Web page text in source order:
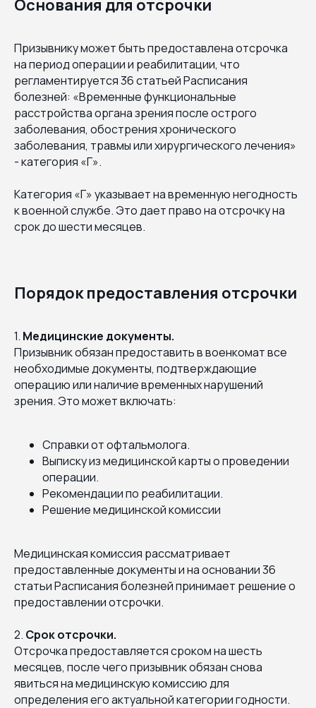
Основания для отсрочки
Призывнику может быть предоставлена отсрочка
на период операции и реабилитации, что
регламентируется 36 статьей Расписания
болезней: «Временные функциональные
расстройства органа зрения после острого
заболевания, обострения хронического
заболевания, травмы или хирургического лечения»
- категория «Г».
Категория «Г» указывает на временную негодность
к военной службе. Это дает право на отсрочку на
срок до шести месяцев.
Порядок предоставления отсрочки
1. Медицинские документы.
Призывник обязан предоставить в военкомат все
необходимые документы, подтверждающие
операцию или наличие временных нарушений
зрения. Это может включать:
Справки от офтальмолога.
Выписку из медицинской карты о проведении
операции.
Рекомендации по реабилитации.
Решение медицинской комиссии
Медицинская комиссия рассматривает
предоставленные документы и на основании 36
статьи Расписания болезней принимает решение о
предоставлении отсрочки.
2. Срок отсрочки.
Отсрочка предоставляется сроком на шесть
месяцев, после чего призывник обязан снова
явиться на медицинскую комиссию для
определения его актуальной категории годности.